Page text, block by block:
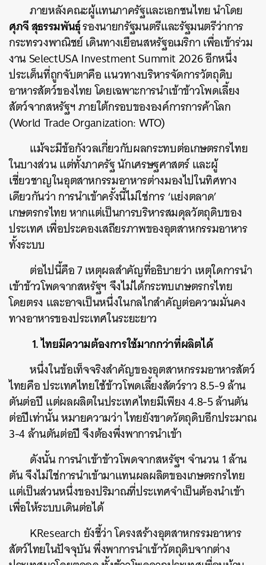
ภายหลังคณะผู้แทนภาครัฐและเอกชนไทย นำโดย
ศุภจี สุธรรมพันธุ์รองนายกรัฐมนตรีและรัฐมนตรีว่าการ
กระทรวงพาณิชย์ เดินทางเยือนสหรัฐอเมริกา เพื่อเข้าร่วม
งาน SelectUSA Investment Summit 2026 อีกหนึ่ง
ประเด็นที่ถูกจับตาคือ แนวทางบริหารจัดการวัตถุดิบ
อาหารสัตว์ของไทย โดยเฉพาะการนำเข้าข้าวโพดเลี้ยง
สัตว์จากสหรัฐฯ ภายใต้กรอบขององค์การการค้าโลก
(World Trade Organization: WTO)
แม้จะมีข้อกังวลเกี่ยวกับผลกระทบต่อเกษตรกรไทย
ในบางส่วน แต่ทั้งภาครัฐ นักเศรษฐศาสตร์ และผู้
เชี่ยวชาญในอุตสาหกรรมอาหารต่างมองไปในทิศทาง
เดียวกันว่า การนำเข้าครั้งนี้ไม่ใช่การ ‘แย่งตลาด’
เกษตรกรไทย หากแต่เป็นการบริหารสมดุลวัตถุดิบของ
ประเทศ เพื่อประคองเสถียรภาพของอุตสาหกรรมอาหาร
ทั้งระบบ
ต่อไปนี้คือ 7 เหตุผลสำคัญที่อธิบายว่า เหตุใดการนำ
เข้าข้าวโพดจากสหรัฐฯ จึงไม่ได้กระทบเกษตรกรไทย
โดยตรง และอาจเป็นหนึ่งในกลไกสำคัญต่อความมั่นคง
ทางอาหารของประเทศในระยะยาว
1. ไทยมีความต้องการใช้มากกว่าที่ผลิตได้
หนึ่งในข้อเท็จจริงสำคัญของอุตสาหกรรมอาหารสัตว์
ไทยคือ ประเทศไทยใช้ข้าวโพดเลี้ยงสัตว์ราว 8.5-9 ล้าน
ตันต่อปี แต่ผลผลิตในประเทศไทยมีเพียง 4.8-5 ล้านตัน
ต่อปีเท่านั้น หมายความว่า ไทยยังขาดวัตถุดิบอีกประมาณ
3-4 ล้านตันต่อปี จึงต้องพึ่งพาการนำเข้า
ดังนั้น การนำเข้าข้าวโพดจากสหรัฐฯ จำนวน 1 ล้าน
ตัน จึงไม่ใช่การนำเข้ามาแทนผลผลิตของเกษตรกรไทย
แต่เป็นส่วนหนึ่งของปริมาณที่ประเทศจำเป็นต้องนำเข้า
เพื่อให้ระบบเดินต่อได้
KResearch ยังชี้ว่า โครงสร้างอุตสาหกรรมอาหาร
สัตว์ไทยในปัจจุบัน พึ่งพาการนำเข้าวัตถุดิบจากต่าง